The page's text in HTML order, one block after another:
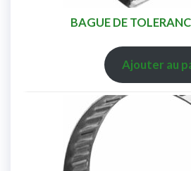
BAGUE DE
Ajouter au